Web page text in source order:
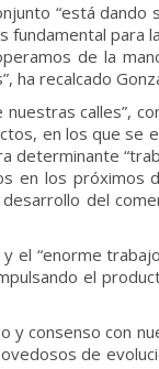
“está dando
para
de la
ha recalcado
calles”,
en los que se
determinante
en los próximos
del
“enorme
el
y consenso con
de